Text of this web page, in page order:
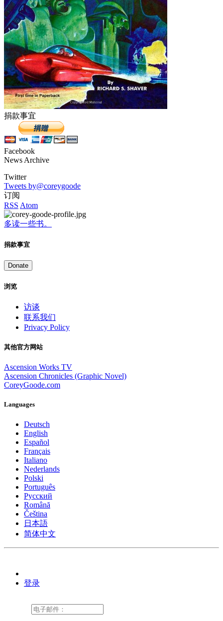
捐款事宜
Facebook
News Archive
Twitter
Tweets by@coreygoode
订阅
RSS Atom
多读一些书。
捐款事宜
Donate
浏览
访谈
联系我们
Privacy Policy
其他官方网站
Ascension Works TV
Ascension Chronicles (Graphic Novel)
CoreyGoode.com
Languages
Deutsch
English
Español
Français
Italiano
Nederlands
Polski
Português
Pусский
Română
Čeština
日本語
简体中文
登录